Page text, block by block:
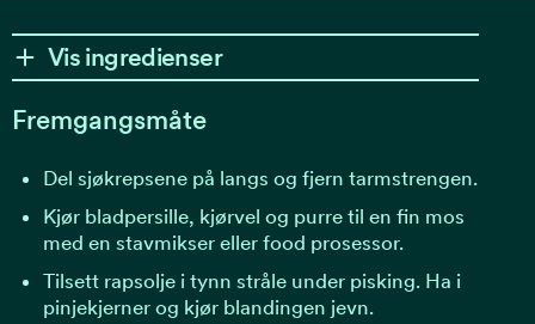
Vis ingredienser
Fremgangsmåte
Del sjøkrepsene på langs og fjern tarmstrengen.
Kjør bladpersille, kjørvel og purre til en fin mos
med en stavmikser eller food prosessor.
Tilsett rapsolje i tynn stråle under pisking. Ha i
pinjekjerner og kjør blandingen jevn.